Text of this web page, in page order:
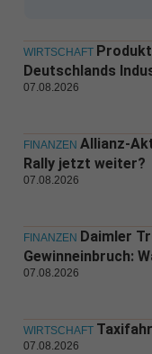
WIRTSCHAFT
Deutschlands
07.08.2026
FINANZEN Allianz-
Rally jetzt weiter?
07.08.2026
FINANZEN Daimler
Gewinneinbruch:
07.08.2026
WIRTSCHAFT
07.08.2026